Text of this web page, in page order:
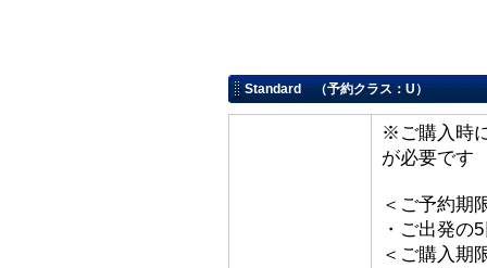
Standard （予約クラス：U）
※ご購入時
が必要です
＜ご予約期
・ご出発の
＜ご購入期